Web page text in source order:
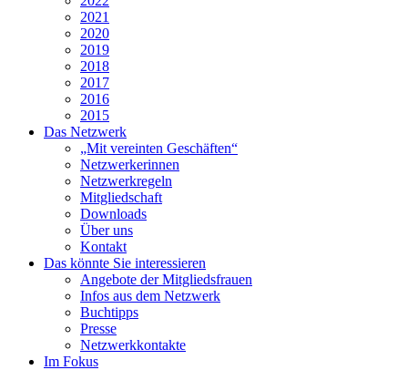
2021
2020
2019
2018
2017
2016
2015
Das Netzwerk
„Mit vereinten Geschäften“
Netzwerkerinnen
Netzwerkregeln
Mitgliedschaft
Downloads
Über uns
Kontakt
Das könnte Sie interessieren
Angebote der Mitgliedsfrauen
Infos aus dem Netzwerk
Buchtipps
Presse
Netzwerkkontakte
Im Fokus